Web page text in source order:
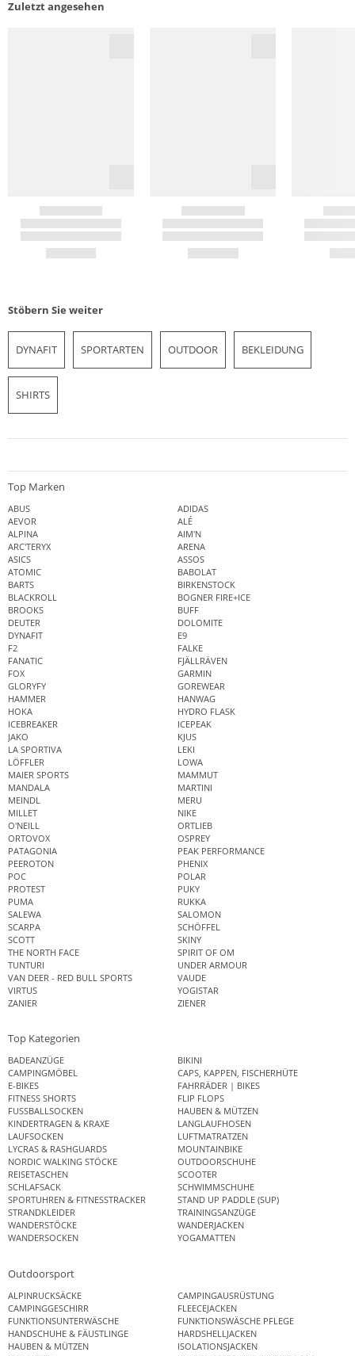
Zuletzt angesehen
Stöbern Sie weiter
DYNAFIT SPORTARTEN OUTDOOR BEKLEIDUNG
SHIRTS
Top Marken
ABUS
ADIDAS
AEVOR
ALÉ
ALPINA
AIM'N
ARC'TERYX
ARENA
ASICS
ASSOS
ATOMIC
BABOLAT
BARTS
BIRKENSTOCK
BLACKROLL
BOGNER FIRE+ICE
BROOKS
BUFF
DEUTER
DOLOMITE
DYNAFIT
E9
F2
FALKE
FANATIC
FJÄLLRÄVEN
FOX
GARMIN
GLORYFY
GOREWEAR
HAMMER
HANWAG
HOKA
HYDRO FLASK
ICEBREAKER
ICEPEAK
JAKO
KJUS
LA SPORTIVA
LEKI
LÖFFLER
LOWA
MAIER SPORTS
MAMMUT
MANDALA
MARTINI
MEINDL
MERU
MILLET
NIKE
O'NEILL
ORTLIEB
ORTOVOX
OSPREY
PATAGONIA
PEAK PERFORMANCE
PEEROTON
PHENIX
POC
POLAR
PROTEST
PUKY
PUMA
RUKKA
SALEWA
SALOMON
SCARPA
SCHÖFFEL
SCOTT
SKINY
THE NORTH FACE
SPIRIT OF OM
TUNTURI
UNDER ARMOUR
VAN DEER - RED BULL SPORTS
VAUDE
VIRTUS
YOGISTAR
ZANIER
ZIENER
Top Kategorien
BADEANZÜGE
BIKINI
CAMPINGMÖBEL
CAPS, KAPPEN, FISCHERHÜTE
E-BIKES
FAHRRÄDER | BIKES
FITNESS SHORTS
FLIP FLOPS
FUSSBALLSOCKEN
HAUBEN & MÜTZEN
KINDERTRAGEN & KRAXE
LANGLAUFHOSEN
LAUFSOCKEN
LUFTMATRATZEN
LYCRAS & RASHGUARDS
MOUNTAINBIKE
NORDIC WALKING STÖCKE
OUTDOORSCHUHE
REISETASCHEN
SCOOTER
SCHLAFSACK
SCHWIMMSCHUHE
SPORTUHREN & FITNESSTRACKER
STAND UP PADDLE (SUP)
STRANDKLEIDER
TRAININGSANZÜGE
WANDERSTÖCKE
WANDERJACKEN
WANDERSOCKEN
YOGAMATTEN
Outdoorsport
ALPINRUCKSÄCKE
CAMPINGAUSRÜSTUNG
CAMPINGGESCHIRR
FLEECEJACKEN
FUNKTIONSUNTERWÄSCHE
FUNKTIONSWÄSCHE PFLEGE
HANDSCHUHE & FÄUSTLINGE
HARDSHELLJACKEN
HAUBEN & MÜTZEN
ISOLATIONSJACKEN